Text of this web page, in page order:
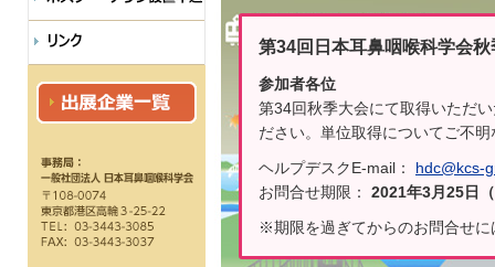
第34回日本耳鼻咽喉科学会
参加者各位
第34回秋季大会にて取得いただ
ださい。単位取得についてご不
ヘルプデスクE-mail： hdc@kcs-
お問合せ期限： 2021年3月25日
※期限を過ぎてからのお問合せ